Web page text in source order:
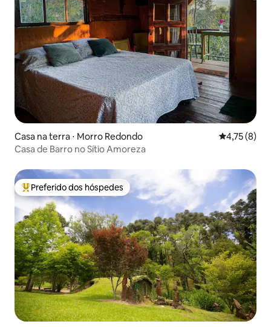
Casa na terra ⋅ Morro Redondo 4,75 de
4,75 (8)
Casa de Barro no Sítio Amoreza
Entre os melhores preferidos dos hóspedes
Preferido dos hóspedes